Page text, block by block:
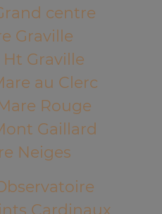
centre
Graville
Ht Graville
au Clerc
Rouge
Gaillard
Neiges
Cardinaux